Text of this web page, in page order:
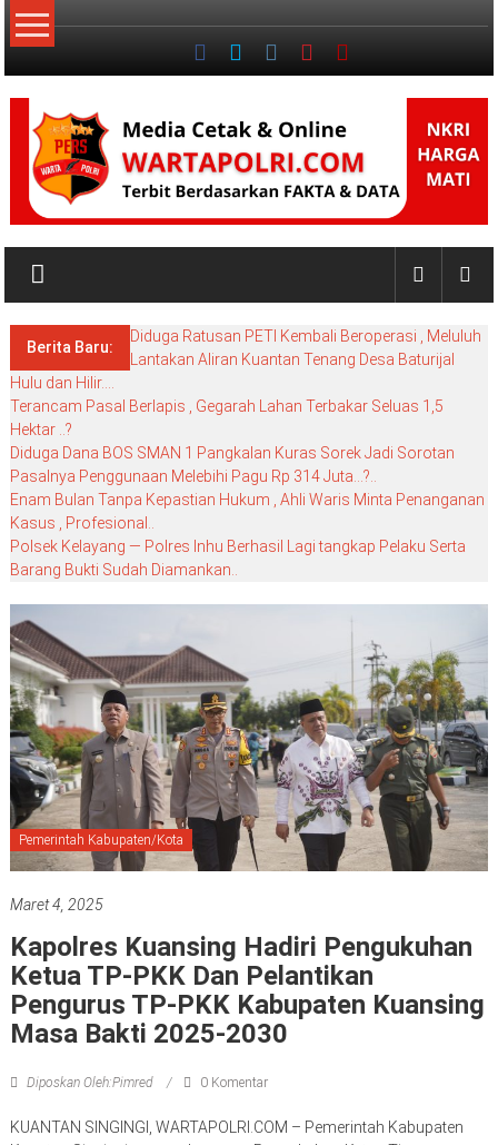
Lompat
ke
NKRI
BlogBerita Baru:
Diduga Ratusan PETI Kembali Beroperasi , Meluluh
Lantakan Aliran Kuantan Tenang Desa Baturijal
Hulu dan Hilir….
Terancam Pasal Berlapis , Gegarah Lahan Terbakar Seluas 1,5
Hektar ..?
Diduga Dana BOS SMAN 1 Pangkalan Kuras Sorek Jadi Sorotan
Pasalnya Penggunaan Melebihi Pagu Rp 314 Juta…?..
Enam Bulan Tanpa Kepastian Hukum , Ahli Waris Minta Penanganan
Kasus , Profesional..
Polsek Kelayang — Polres Inhu Berhasil Lagi tangkap Pelaku Serta
Barang Bukti Sudah Diamankan..
Pemerintah Kabupaten/Kota
Maret 4, 2025
Kapolres Kuansing Hadiri Pengukuhan
Ketua TP-PKK Dan Pelantikan
Pengurus TP-PKK Kabupaten Kuansing
Masa Bakti 2025-2030
Diposkan Oleh:Pimred 0 Komentar
KUANTAN SINGINGI, WARTAPOLRI.COM – Pemerintah Kabupaten